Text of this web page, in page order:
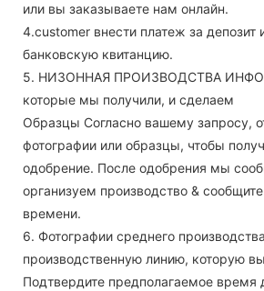
или вы заказываете нам онлайн.
4.customer внести платеж за депозит
банковскую квитанцию.
5. НИЗОННАЯ ПРОИЗВОДСТВА
которые мы получили, и сделаем
Образцы Согласно вашему запросу,
фотографии или образцы, чтобы
одобрение. После одобрения мы
организуем производство &
времени.
6. Фотографии среднего
производственную линию, которую
Подтвердите предполагаемое время